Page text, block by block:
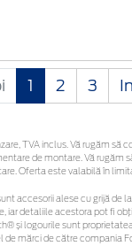
1 2 3
TVA inclus. Vă rugăm să
de montare. Vă rugăm
Oferta este valabilă în
accesorii alese cu grijă de
iar detaliile acestora pot fi
și logourile sunt
de mărci de către compania